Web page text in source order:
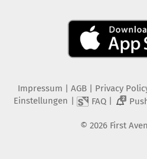
Impressum AGB Privacy
Einstellungen
FAQ| 2
© 2026 First